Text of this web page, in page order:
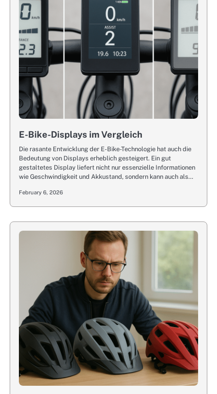
E-Bike-Displays im Vergleich
Die rasante Entwicklung der E-Bike-Technologie hat auch die
Bedeutung von Displays erheblich gesteigert. Ein gut
gestaltetes Display liefert nicht nur essenzielle Informationen
wie Geschwindigkeit und Akkustand, sondern kann auch als…
February 6, 2026